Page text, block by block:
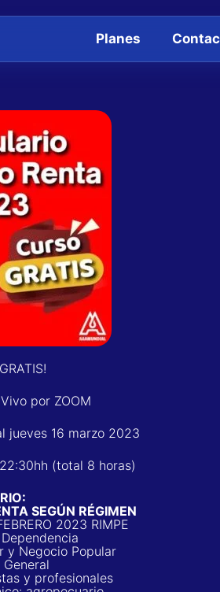
Planes
por ZOOM
jueves 16 marzo 2023
(total 8 horas)
SEGÚN RÉGIMEN
2023 RIMPE
y Negocio Popular
General
y profesionales